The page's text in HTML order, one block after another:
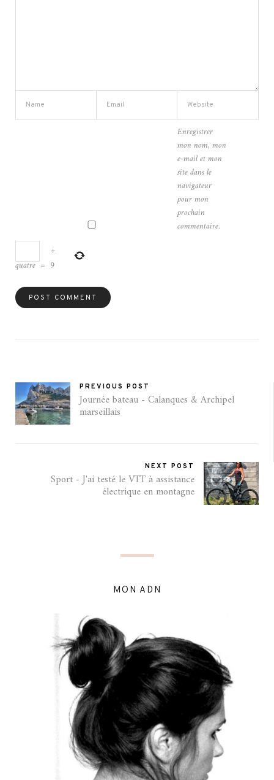
Enregistrer
mon nom, mon
e-mail et mon
site dans le
navigateur
pour mon
prochain
commentaire.
+
quatre= 9
PREVIOUS POST
Journée bateau - Calanques & Archipel
marseillais
NEXT POST
Sport - J'ai testé le VTT à assistance
électrique en montagne
MON ADN